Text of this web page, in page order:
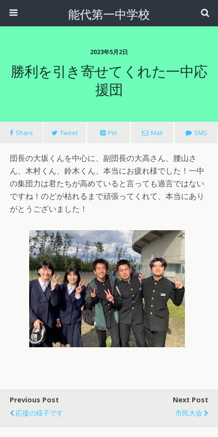
能代第一中学校
2023年5月2日
勝利を引き寄せてくれた一中応
援団
Share Tweet Pin Mail SMS
団長の大坂くんを中心に、副団長の大高さん、腰山さ
ん、木村くん、鈴木くん、本当にお疲れ様でした！一中
の集団力は君たちが高めていると言っても過言ではない
ですね！のどが枯れるまで頑張ってくれて、本当にあり
がとうございました！
Previous Post
応援の様子です
Next Post
市民大会